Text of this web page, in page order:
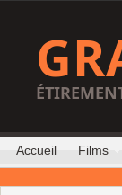
Accueil Films